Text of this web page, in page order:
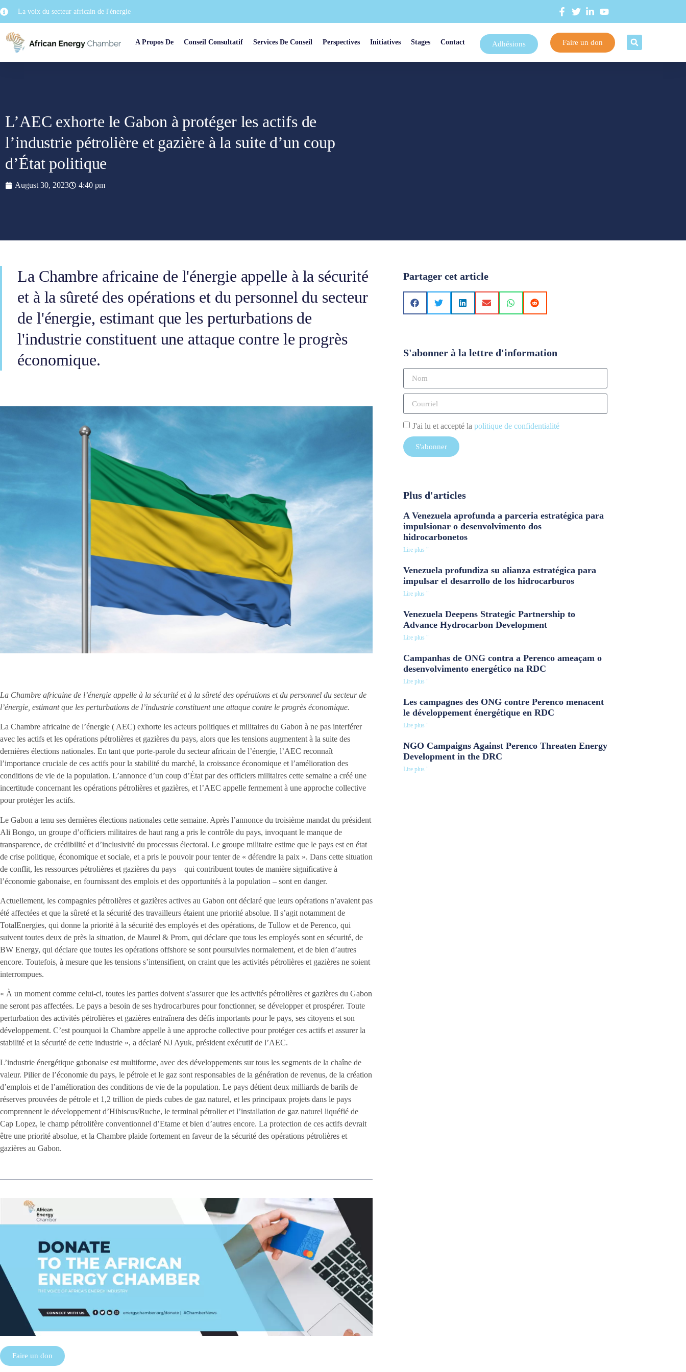
La voix du secteur africain de l'énergie
A Propos De Conseil Consultatif Services De Conseil Perspectives Initiatives Stages Contact Adhésions Faire un don
L’AEC exhorte le Gabon à protéger les actifs de
l’industrie pétrolière et gazière à la suite d’un coup
d’État politique
August 30, 2023 4:40 pm
La Chambre africaine de l'énergie appelle à la sécurité
et à la sûreté des opérations et du personnel du secteur
de l'énergie, estimant que les perturbations de
l'industrie constituent une attaque contre le progrès
économique.
La Chambre africaine de l’énergie appelle à la sécurité et à la sûreté des opérations et du personnel du secteur de
l’énergie, estimant que les perturbations de l’industrie constituent une attaque contre le progrès économique.
La Chambre africaine de l’énergie ( AEC) exhorte les acteurs politiques et militaires du Gabon à ne pas interférer
avec les actifs et les opérations pétrolières et gazières du pays, alors que les tensions augmentent à la suite des
dernières élections nationales. En tant que porte-parole du secteur africain de l’énergie, l’AEC reconnaît
l’importance cruciale de ces actifs pour la stabilité du marché, la croissance économique et l’amélioration des
conditions de vie de la population. L’annonce d’un coup d’État par des officiers militaires cette semaine a créé une
incertitude concernant les opérations pétrolières et gazières, et l’AEC appelle fermement à une approche collective
pour protéger les actifs.
Le Gabon a tenu ses dernières élections nationales cette semaine. Après l’annonce du troisième mandat du président
Ali Bongo, un groupe d’officiers militaires de haut rang a pris le contrôle du pays, invoquant le manque de
transparence, de crédibilité et d’inclusivité du processus électoral. Le groupe militaire estime que le pays est en état
de crise politique, économique et sociale, et a pris le pouvoir pour tenter de « défendre la paix ». Dans cette situation
de conflit, les ressources pétrolières et gazières du pays – qui contribuent toutes de manière significative à
l’économie gabonaise, en fournissant des emplois et des opportunités à la population – sont en danger.
Actuellement, les compagnies pétrolières et gazières actives au Gabon ont déclaré que leurs opérations n’avaient pas
été affectées et que la sûreté et la sécurité des travailleurs étaient une priorité absolue. Il s’agit notamment de
TotalEnergies, qui donne la priorité à la sécurité des employés et des opérations, de Tullow et de Perenco, qui
suivent toutes deux de près la situation, de Maurel & Prom, qui déclare que tous les employés sont en sécurité, de
BW Energy, qui déclare que toutes les opérations offshore se sont poursuivies normalement, et de bien d’autres
encore. Toutefois, à mesure que les tensions s’intensifient, on craint que les activités pétrolières et gazières ne soient
interrompues.
« À un moment comme celui-ci, toutes les parties doivent s’assurer que les activités pétrolières et gazières du Gabon
ne seront pas affectées. Le pays a besoin de ses hydrocarbures pour fonctionner, se développer et prospérer. Toute
perturbation des activités pétrolières et gazières entraînera des défis importants pour le pays, ses citoyens et son
développement. C’est pourquoi la Chambre appelle à une approche collective pour protéger ces actifs et assurer la
stabilité et la sécurité de cette industrie », a déclaré NJ Ayuk, président exécutif de l’AEC.
L’industrie énergétique gabonaise est multiforme, avec des développements sur tous les segments de la chaîne de
valeur. Pilier de l’économie du pays, le pétrole et le gaz sont responsables de la génération de revenus, de la création
d’emplois et de l’amélioration des conditions de vie de la population. Le pays détient deux milliards de barils de
réserves prouvées de pétrole et 1,2 trillion de pieds cubes de gaz naturel, et les principaux projets dans le pays
comprennent le développement d’Hibiscus/Ruche, le terminal pétrolier et l’installation de gaz naturel liquéfié de
Cap Lopez, le champ pétrolifère conventionnel d’Etame et bien d’autres encore. La protection de ces actifs devrait
être une priorité absolue, et la Chambre plaide fortement en faveur de la sécurité des opérations pétrolières et
gazières au Gabon.
Faire un don
Partager cet article
S'abonner à la lettre d'information
J'ai lu et accepté la politique de confidentialité
S'abonner
Plus d'articles
A Venezuela aprofunda a parceria estratégica para
impulsionar o desenvolvimento dos
hidrocarbonetos
Lire plus "
Venezuela profundiza su alianza estratégica para
impulsar el desarrollo de los hidrocarburos
Lire plus "
Venezuela Deepens Strategic Partnership to
Advance Hydrocarbon Development
Lire plus "
Campanhas de ONG contra a Perenco ameaçam o
desenvolvimento energético na RDC
Lire plus "
Les campagnes des ONG contre Perenco menacent
le développement énergétique en RDC
Lire plus "
NGO Campaigns Against Perenco Threaten Energy
Development in the DRC
Lire plus "